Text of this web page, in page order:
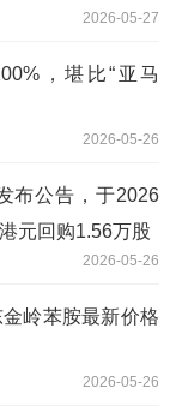
2026-05-27
，堪比“亚马
2026-05-26
布公告，于2026
元回购1.56万股
2026-05-26
岭苯胺最新价格
2026-05-26